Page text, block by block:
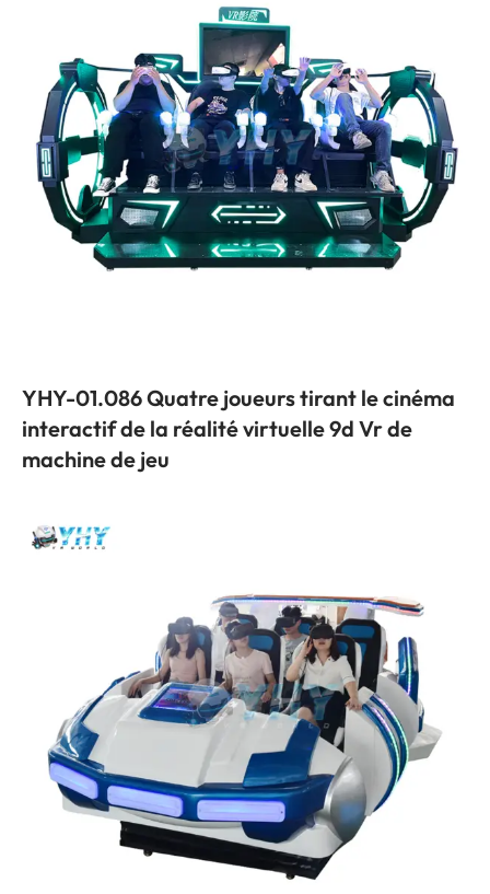
YHY-01.086 Quatre joueurs tirant le cinéma
interactif de la réalité virtuelle 9d Vr de
machine de jeu